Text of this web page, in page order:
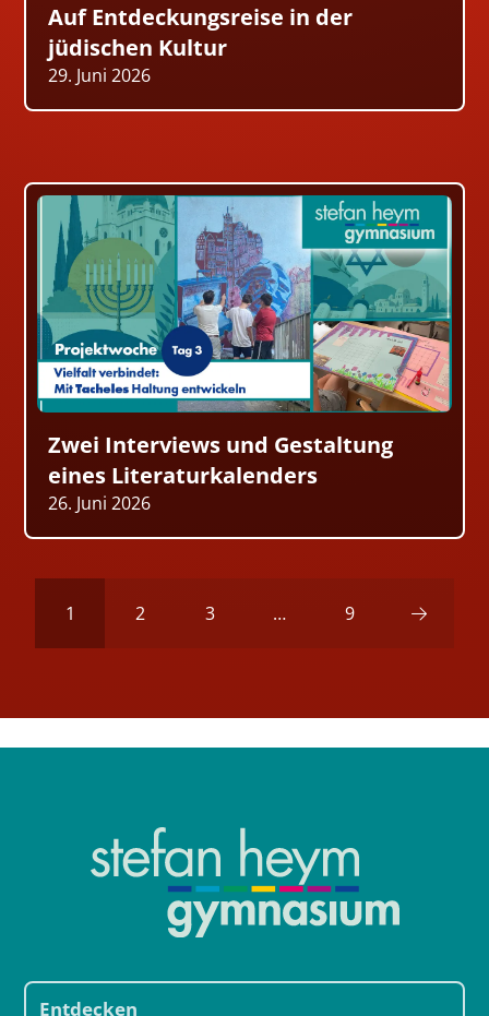
Auf Entdeckungsreise in der
jüdischen Kultur
29. Juni 2026
Zwei Interviews und Gestaltung
eines Literaturkalenders
26. Juni 2026
1 2 3 … 9 Next
Entdecken